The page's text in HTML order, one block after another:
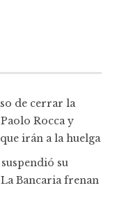
de cerrar la
Rocca y
irán a la huelga
su
Bancaria frenan